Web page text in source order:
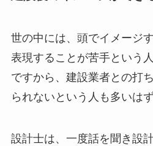
世の中には、頭でイメージ
表現することが苦手という
ですから、建設業者との打
られないという人も多いはず
設計士は、一度話を聞き設